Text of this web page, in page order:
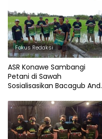
Fokus Redaksi
ASR Konawe Sambangi
Petani di Sawah
Sosialisasikan Bacagub Andi